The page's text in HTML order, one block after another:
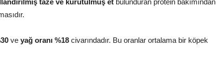
ve yağ oranı %18 civarındadır. Bu oranlar ortalama bir köpek